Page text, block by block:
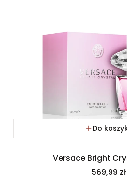
Do
Versace Bright
Cena
569,99 zł